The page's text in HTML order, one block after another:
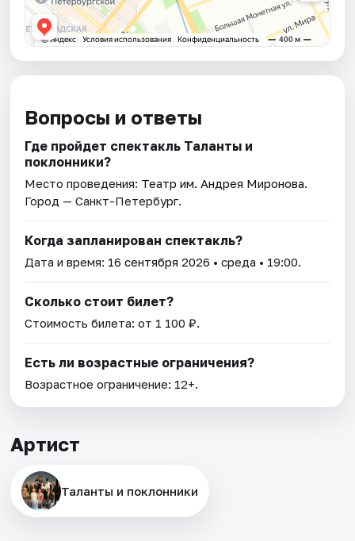
Вопросы и ответы
Где пройдет спектакль Таланты и
поклонники?
Место проведения: Театр им. Андрея Миронова.
Город — Санкт-Петербург.
Когда запланирован спектакль?
Дата и время: 16 сентября 2026 • среда • 19:00.
Сколько стоит билет?
Стоимость билета: от 1 100 ₽.
Есть ли возрастные ограничения?
Возрастное ограничение: 12+.
Артист
Таланты и поклонники